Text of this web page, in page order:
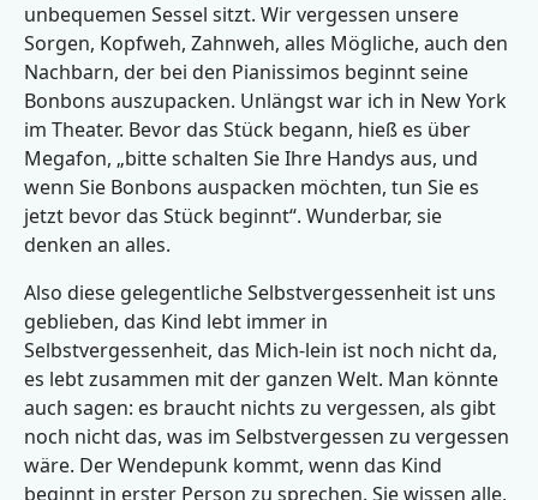
unbequemen Sessel sitzt. Wir vergessen unsere
Sorgen, Kopfweh, Zahnweh, alles Mögliche, auch den
Nachbarn, der bei den Pianissimos beginnt seine
Bonbons auszupacken. Unlängst war ich in New York
im Theater. Bevor das Stück begann, hieß es über
Megafon, „bitte schalten Sie Ihre Handys aus, und
wenn Sie Bonbons auspacken möchten, tun Sie es
jetzt bevor das Stück beginnt“. Wunderbar, sie
denken an alles.
Also diese gelegentliche Selbstvergessenheit ist uns
geblieben, das Kind lebt immer in
Selbstvergessenheit, das Mich-lein ist noch nicht da,
es lebt zusammen mit der ganzen Welt. Man könnte
auch sagen: es braucht nichts zu vergessen, als gibt
noch nicht das, was im Selbstvergessen zu vergessen
wäre. Der Wendepunk kommt, wenn das Kind
beginnt in erster Person zu sprechen. Sie wissen alle,